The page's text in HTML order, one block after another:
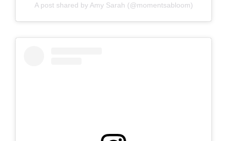
A post shared by Amy Sarah (@momentsabloom)